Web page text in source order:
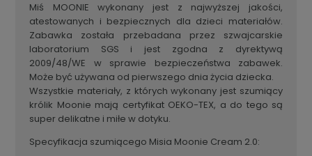
Miś MOONIE wykonany jest z najwyższej jakości,
atestowanych i bezpiecznych dla dzieci materiałów.
Zabawka została przebadana przez szwajcarskie
laboratorium SGS i jest zgodna z dyrektywą
2009/48/WE w sprawie bezpieczeństwa zabawek.
Może być używana od pierwszego dnia życia dziecka.
Wszystkie materiały, z których wykonany jest szumiący
królik Moonie mają certyfikat OEKO-TEX, a do tego są
super delikatne i miłe w dotyku.
Specyfikacja szumiącego Misia Moonie Cream 2.0: